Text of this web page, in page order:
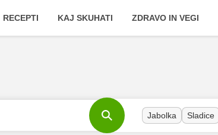
RECEPTI KAJ SKUHATI ZDRAVO IN VEGI
Jabolka Sladice